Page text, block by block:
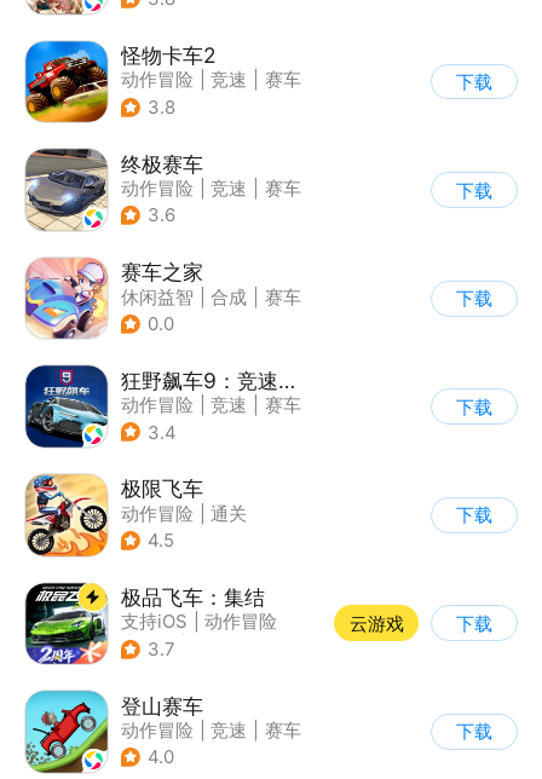
怪物卡车2
动作冒险 竞速
赛车
| 卡通
3.8
下载
终极赛车
动作冒险 竞速
赛车
3.6
下载
赛车之家
休闲益智 合成
赛车
| 卡通
0.0
下载
狂野飙车9：竞速传奇
动作冒险 竞速
赛车
| 狂野飙车
3.4
下载
极限飞车
动作冒险
通关
| 摩托车
4.5
下载
极品飞车：集结
支持iOS
动作冒险
| 竞速
3.7
云游戏 下载
登山赛车
动作冒险 竞速
赛车
| 卡通
4.0
下载